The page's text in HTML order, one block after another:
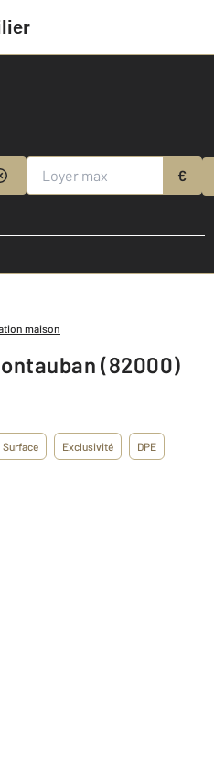
€
maison
(82000)
Surface Exclusivité DPE